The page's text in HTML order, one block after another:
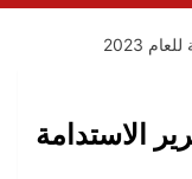
2023
الاستدامة